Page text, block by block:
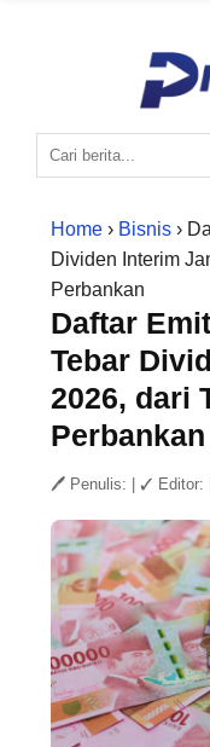
Home › Bisnis ›
Dividen Interim
Perbankan
Daftar
Tebar
2026, dari
Perbankan
🖊 Penulis: ✓ Editor: